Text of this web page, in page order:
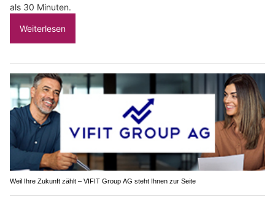
als 30 Minuten.
Weiterlesen
Weil Ihre Zukunft zählt – VIFIT Group AG steht Ihnen zur Seite